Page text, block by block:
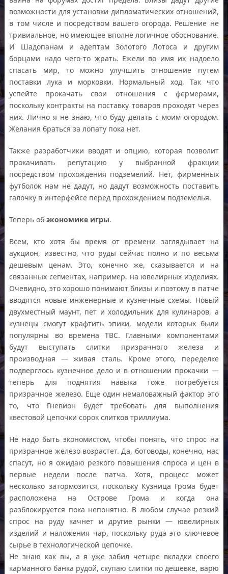
возможности для установки дипломатических отношений,
в том числе и посредством вашего огорода. Решение не
тривиальное, но имеющее вполне логичное обоснование.
И Шадопанам и адептам Золотого Лотоса и другим
борцами надо чего-то жрать. Ежели во имя их надоело
спасать мир, то можно улучшить отношение путем
поставки лука и морковки. Нормальный ход. Так что
успейте прокачать свои отношения с фермерами,
поскольку контракты на поставку товаров проходят через
них. Лично я не знаю, что буду делать с моим огородом.
Желания браться за лопату пока нет.
Также разработчики вводят и опцию, которая позволит
прокачивать репутацию у выбранной фракции
посредством прохождения подземелий. Нет, фирменных
футболок нам не дадут, но дадут возможность поставить
галочку в интерфейсе перед прохождением подземелья.
Теперь обэкономике игры.
Всем, кто хотя бы время от времени заглядывает на
аукцион, известно, что руды сейчас полно и по весьма
дешевым ценам. Это, конечно же, сказывается и на
связанных сегментах, например, на ювелирных изделиях.
Очевидно, это хорошо понимают близы и поэтому в патче
вводятся новые инженерные и кузнечные схемы. Новый
двухместный маунт, пет и холодильник для кулинаров, а
кузнецы смогут крафтить эпики, модели которых были
популярны во времена ТВС. Главными компонентами
будут выступать слитки призрачного железа и
производная — живая сталь. Кроме этого, переделке
подверглось кузнечное дело и в отношении прокачки —
теперь для поднятия навыка тоже потребуется
призрачное железо. Еще один немаловажный фактор это
то, что Гневион будет требовать для выполнения
квестовой цепочки сорок слитков триллиума.
Не надо быть экономистом, чтобы понять, что спрос на
призрачное железо возрастет. Да, ботоводы, конечно, нас
спасут, но я ожидаю резкого повышения спроса и цен в
первые недели после патча. Хотя, процесс может
несколько затормозится, поскольку Кузница Грома будет
расположена на Острове Грома и когда она
разблокируется пока непонятно. В любом случае резкий
спрос на руду качнет и другие рынки — ювелирных
изделий и наложения чар, поскольку руда это ключевое
сырье в технологической цепочке.
Не знаю как вы, а я уже забил четыре вкладки своего
карманного банка рудой, скупаю слитки по дешевке, варю